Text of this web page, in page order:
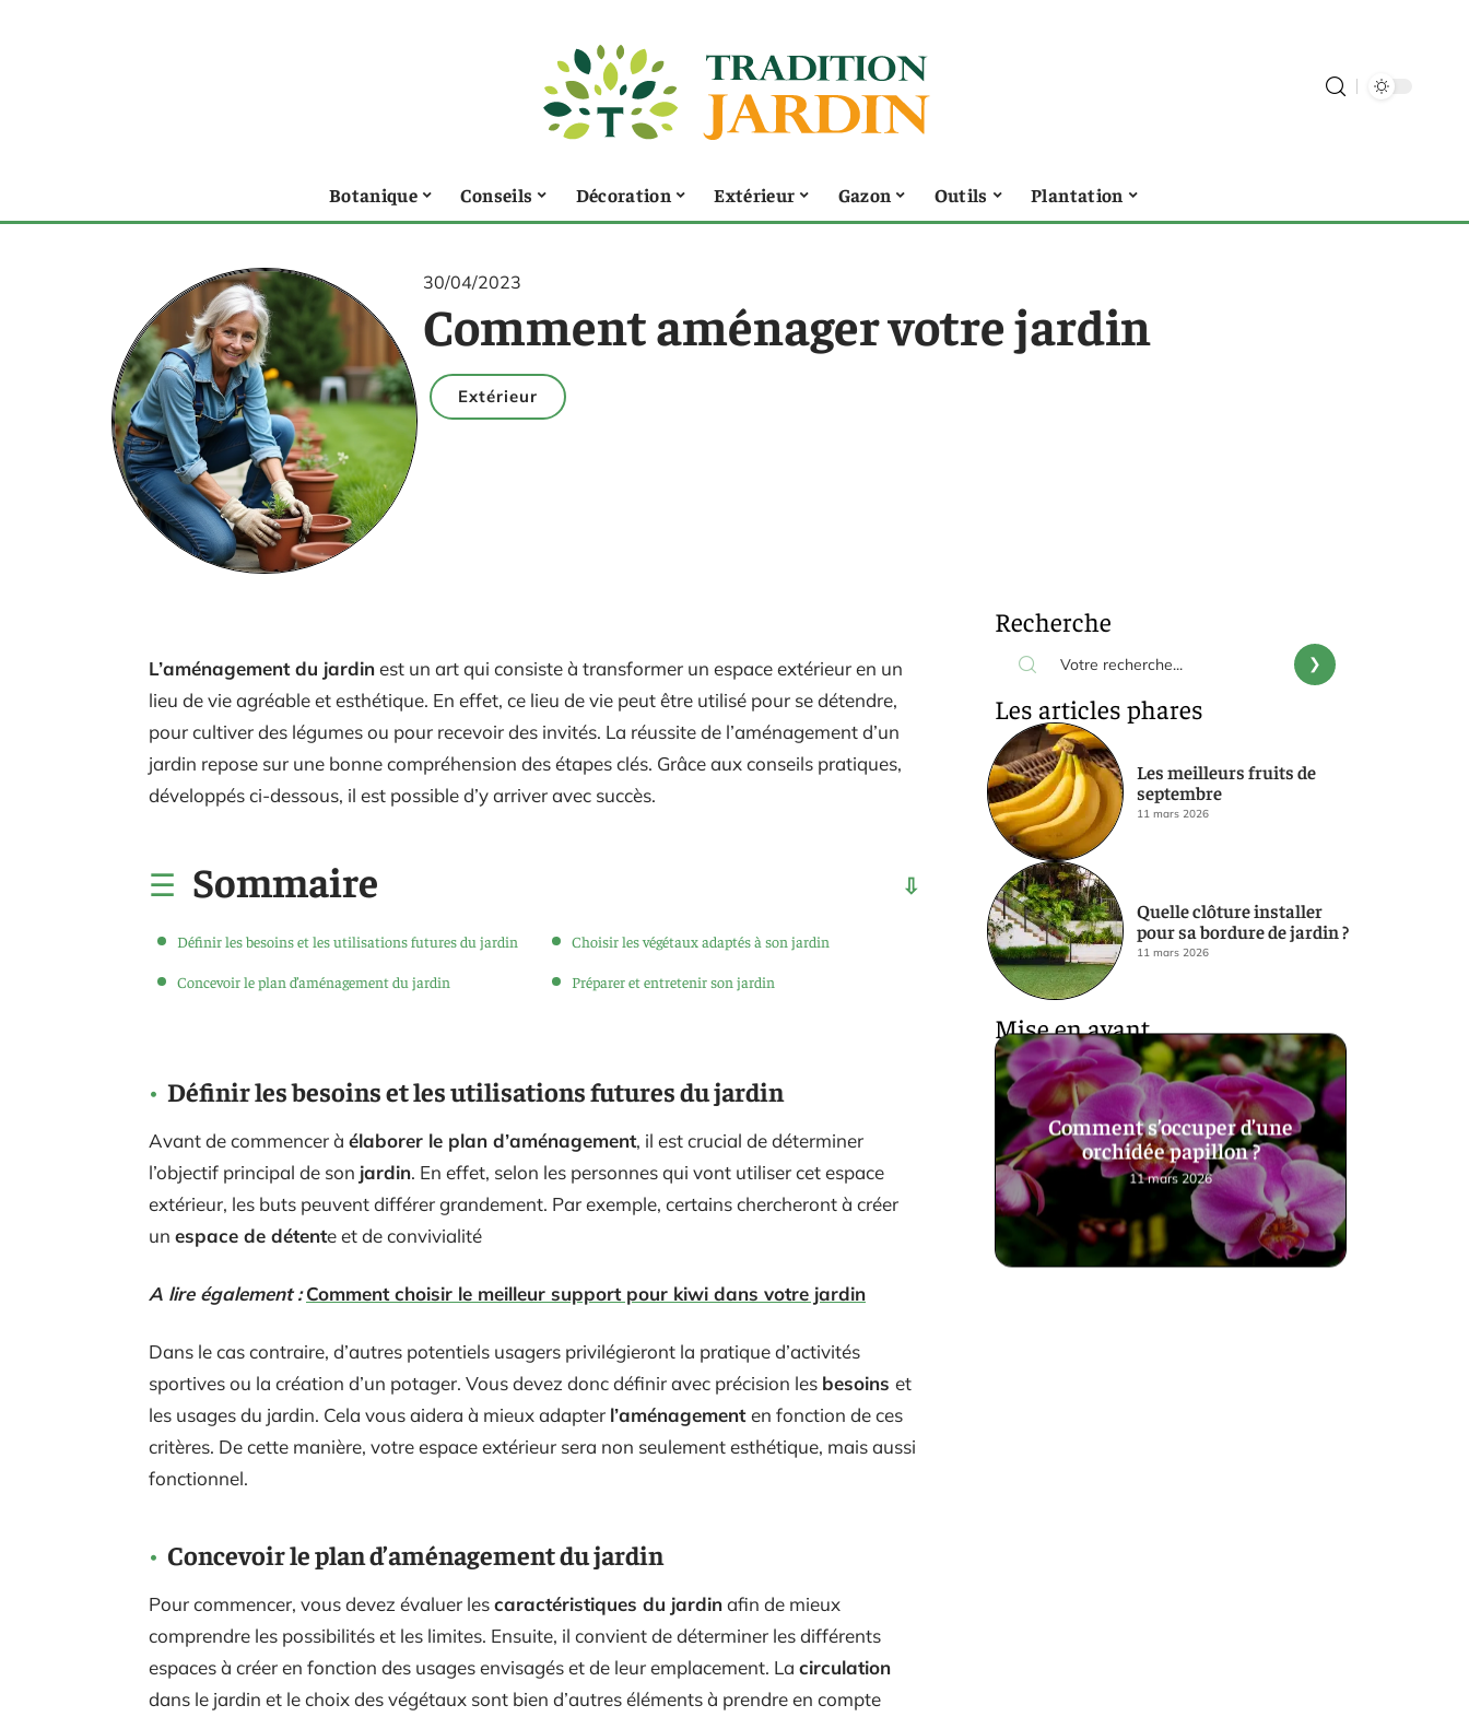
Botanique Conseils Décoration Extérieur Gazon Outils Plantation
30/04/2023
Comment aménager votre jardin
Extérieur
L’aménagement du jardinest un art qui consiste à transformer un espace extérieur en un
lieu de vie agréable et esthétique. En effet, ce lieu de vie peut être utilisé pour se détendre,
pour cultiver des légumes ou pour recevoir des invités. La réussite de l’aménagement d’un
jardin repose sur une bonne compréhension des étapes clés. Grâce aux conseils pratiques,
développés ci-dessous, il est possible d’y arriver avec succès.
Sommaire
Définir les besoins et les utilisations futures du jardin
Concevoir le plan d’aménagement du jardin
Choisir les végétaux adaptés à son jardin
Préparer et entretenir son jardin
Définir les besoins et les utilisations futures du jardin
Avant de commencer à élaborer le plan d’aménagement, il est crucial de déterminer
l’objectif principal de son jardin. En effet, selon les personnes qui vont utiliser cet espace
extérieur, les buts peuvent différer grandement. Par exemple, certains chercheront à créer
un espace de détente et de convivialité
A lire également : Comment choisir le meilleur support pour kiwi dans votre jardin
Dans le cas contraire, d’autres potentiels usagers privilégieront la pratique d’activités
sportives ou la création d’un potager. Vous devez donc définir avec précision les besoins et
les usages du jardin. Cela vous aidera à mieux adapter l’aménagementen fonction de ces
critères. De cette manière, votre espace extérieur sera non seulement esthétique, mais aussi
fonctionnel.
Concevoir le plan d’aménagement du jardin
Pour commencer, vous devez évaluer lescaractéristiques du jardinafin de mieux
comprendre les possibilités et les limites. Ensuite, il convient de déterminer les différents
espaces à créer en fonction des usages envisagés et de leur emplacement. La circulation
dans le jardin et le choix des végétaux sont bien d’autres éléments à prendre en compte
Recherche
Les articles phares
Les meilleurs fruits de
septembre
11 mars 2026
Quelle clôture installer
pour sa bordure de jardin ?
11 mars 2026
Mise en avant
Comment s’occuper d’une
orchidée papillon ?
11 mars 2026